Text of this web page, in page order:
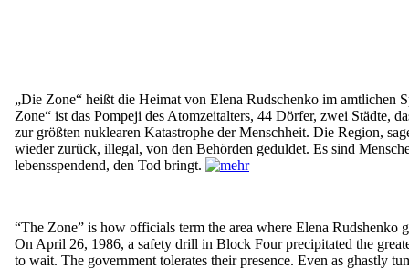
„Die Zone“ heißt die Heimat von Elena Rudschenko im amtlichen
Zone“ ist das Pompeji des Atomzeitalters, 44 Dörfer, zwei
zur größten nuklearen Katastrophe der Menschheit. Die Region,
wieder zurück, illegal, von den Behörden geduldet. Es sind
lebensspendend, den Tod bringt.
“The Zone” is how officials term the area where Elena Rudshenko
On April 26, 1986, a safety drill in Block Four precipitated the
to wait. The government tolerates their presence. Even as ghastly